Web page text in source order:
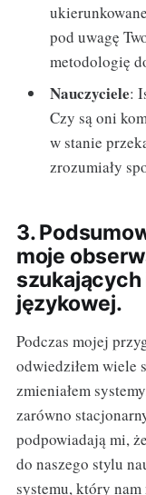
pod uwagę
metodologię
Nauczyciele:
Czy są oni
w stanie
zrozumiały
3.
moje
szukających
językowej.
Podczas mojej
odwiedziłem wiele
zmieniałem
zarówno
podpowiadają mi,
do naszego stylu
systemu, który